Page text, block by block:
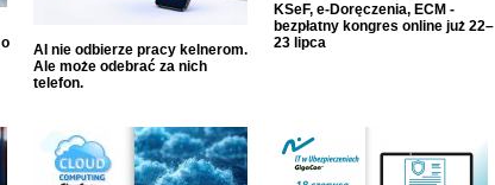
AI nie odbierze pracy kelnerom.
Ale może odebrać za nich
telefon.
KSeF, e-Doręczenia, ECM -
bezpłatny kongres online już 22–
23 lipca